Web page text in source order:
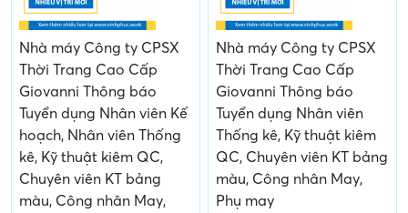
Nhà máy Công ty CPSX
Thời Trang Cao Cấp
Giovanni Thông báo
Tuyển dụng Nhân viên Kế
hoạch, Nhân viên Thống
kê, Kỹ thuật kiêm QC,
Chuyên viên KT bảng
màu, Công nhân May,
Nhà máy Công ty CPSX
Thời Trang Cao Cấp
Giovanni Thông báo
Tuyển dụng Nhân viên
Thống kê, Kỹ thuật kiêm
QC, Chuyên viên KT bảng
màu, Công nhân May,
Phụ may